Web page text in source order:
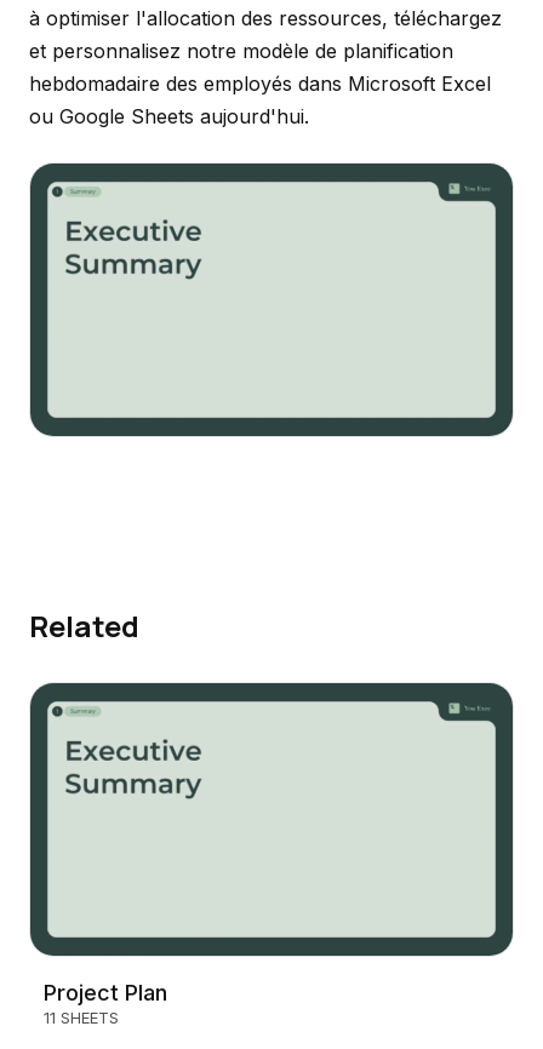
à optimiser l'allocation des ressources, téléchargez
et personnalisez notre modèle de planification
hebdomadaire des employés dans Microsoft Excel
ou Google Sheets aujourd'hui.
Related
Project Plan
11 SHEETS